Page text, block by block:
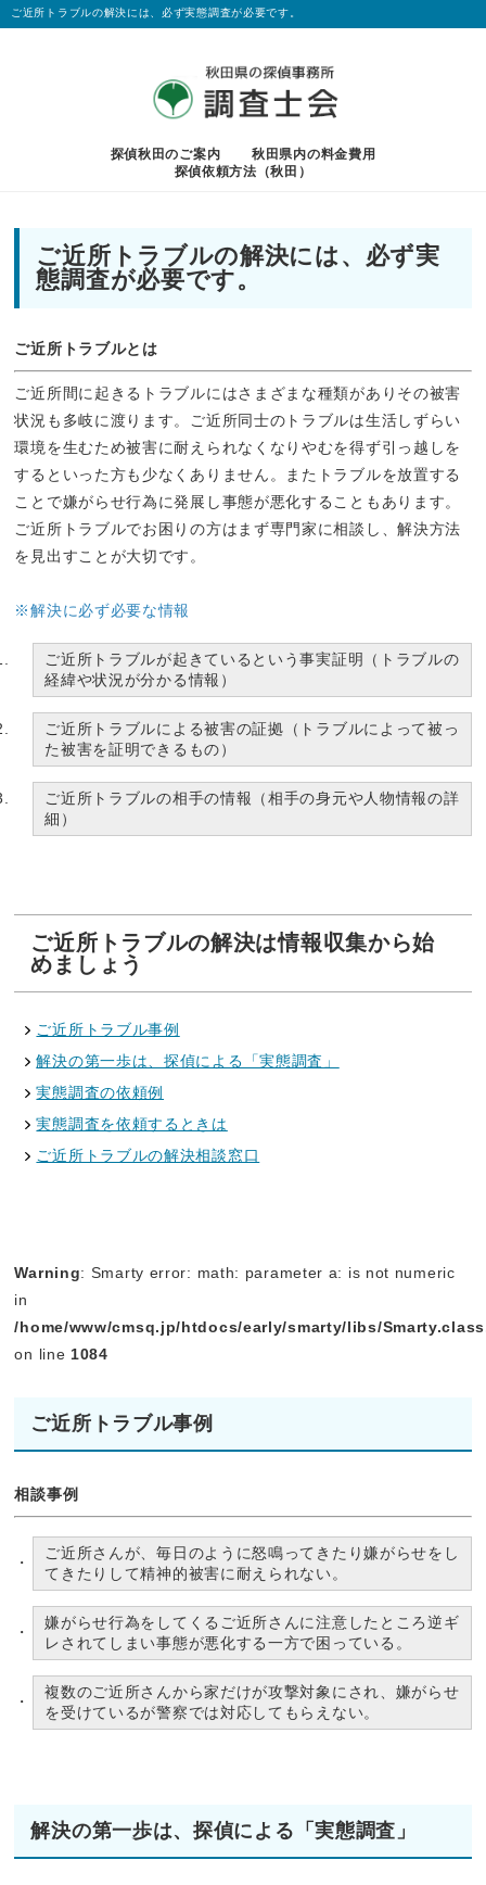
ご近所トラブルの解決には、必ず実
態調査が必要です。
ご近所トラブルとは
ご近所間に起きるトラブルにはさまざまな種類がありその被害
状況も多岐に渡ります。ご近所同士のトラブルは生活しずらい
環境を生むため被害に耐えられなくなりやむを得ず引っ越しを
するといった方も少なくありません。またトラブルを放置する
ことで嫌がらせ行為に発展し事態が悪化することもあります。
ご近所トラブルでお困りの方はまず専門家に相談し、解決方法
を見出すことが大切です。
※解決に必ず必要な情報
ご近所トラブルが起きているという事実証明（トラブルの
経緯や状況が分かる情報）
ご近所トラブルによる被害の証拠（トラブルによって被っ
た被害を証明できるもの）
ご近所トラブルの相手の情報（相手の身元や人物情報の詳
細）
ご近所トラブルの解決は情報収集から始
めましょう
ご近所トラブル事例
解決の第一歩は、探偵による「実態調査」
実態調査の依頼例
実態調査を依頼するときは
ご近所トラブルの解決相談窓口
Warning: Smarty error: math: parameter a: is not numeric
in
/home/www/cmsq.jp/htdocs/early/smarty/libs/
on line 1084
ご近所トラブル事例
相談事例
ご近所さんが、毎日のように怒鳴ってきたり嫌がらせをし
てきたりして精神的被害に耐えられない。
嫌がらせ行為をしてくるご近所さんに注意したところ逆ギ
レされてしまい事態が悪化する一方で困っている。
複数のご近所さんから家だけが攻撃対象にされ、嫌がらせ
を受けているが警察では対応してもらえない。
解決の第一歩は、探偵による「実態調査」
ご近所トラブルの解決には、必ず実態調査が必要です。
探偵秋田のご案内
秋田県内の料金費用
探偵依頼方法（秋田）